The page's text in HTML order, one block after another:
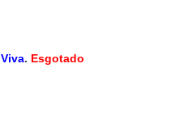
. Esgotado